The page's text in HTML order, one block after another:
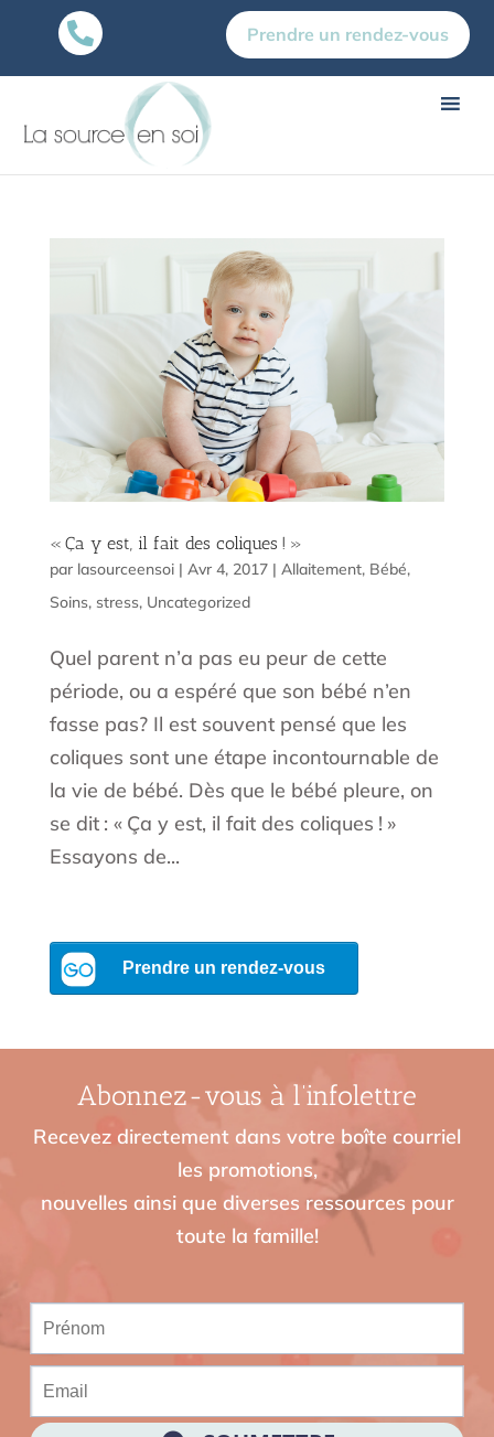
 Prendre un rendez-vous
« Ça y est, il fait des coliques ! »
par lasourceensoi| Avr 4, 2017| Allaitement, Bébé,
Soins, stress, Uncategorized
Quel parent n’a pas eu peur de cette
période, ou a espéré que son bébé n’en
fasse pas? Il est souvent pensé que les
coliques sont une étape incontournable de
la vie de bébé. Dès que le bébé pleure, on
se dit : « Ça y est, il fait des coliques ! »
Essayons de...
Abonnez-vous à l’infolettre
Recevez directement dans votre boîte courriel
les promotions,
nouvelles ainsi que diverses ressources pour
toute la famille!